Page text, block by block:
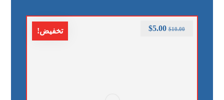
تخفيض! $10.00
$5.00